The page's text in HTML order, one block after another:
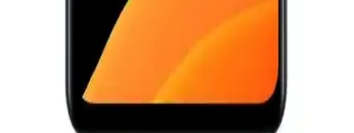
Casper Via E30 ve M35 Modellerinin Detaylı
Karşılaştırması ve Hangi Telefonun Daha İyi
Casper Via E30 ve M35 modellerinin özelliklerini karşılaştırıyoruz.
Batarya, kamera, hafıza ve performans gibi önemli detaylar, hangi
telefonun ihtiyaçlarınıza daha uygun olduğunu belirlemenize
yardımcı oluyor.